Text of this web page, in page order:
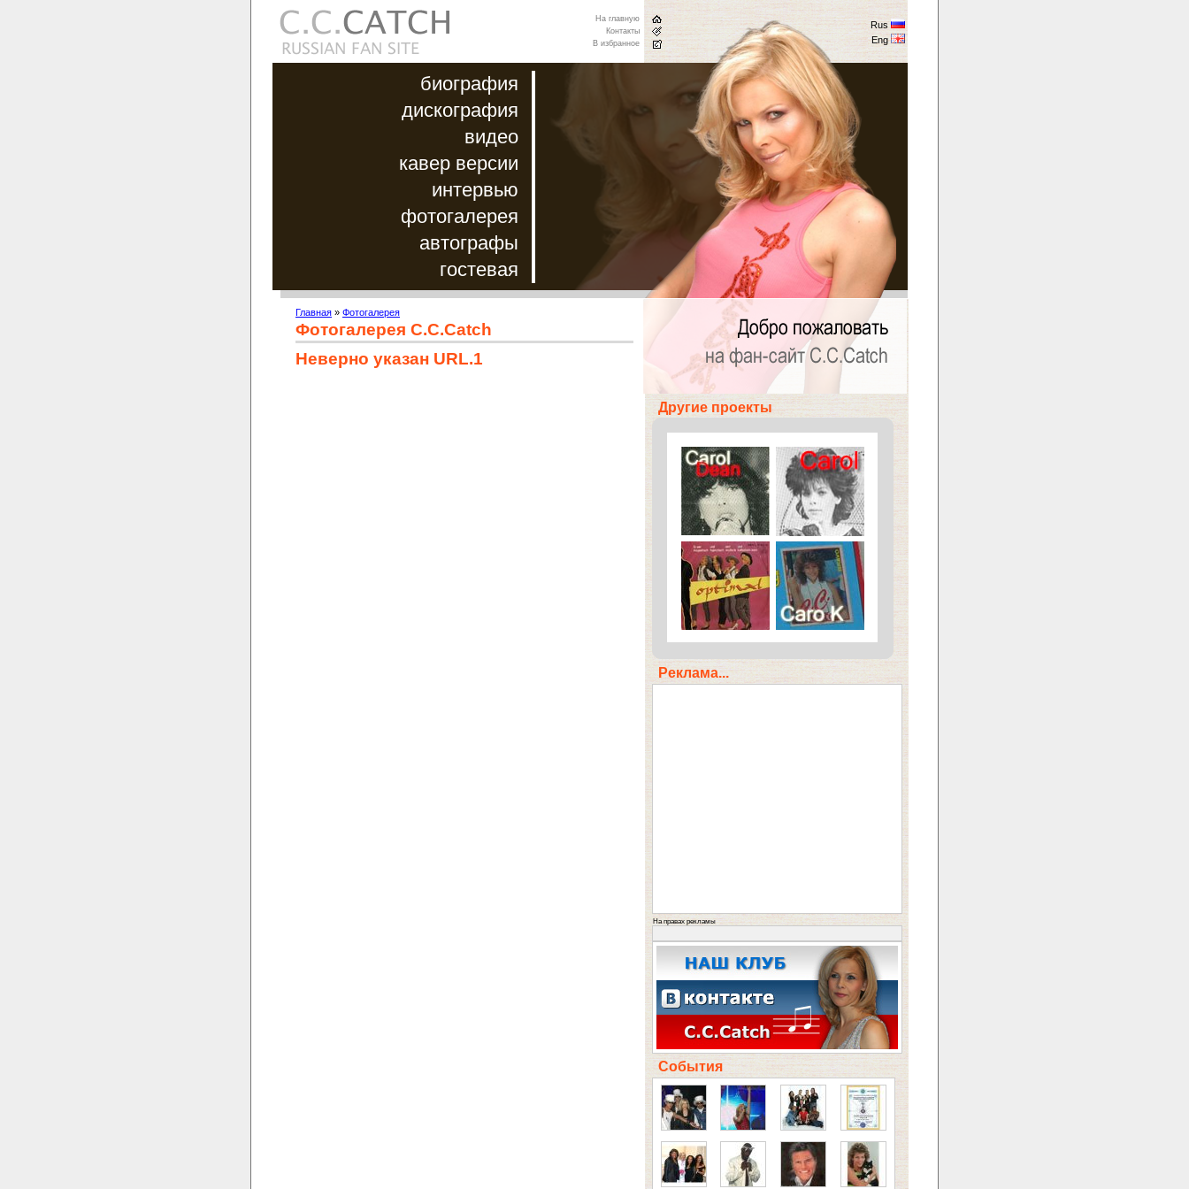
биография
дискография
видео
кавер версии
интервью
фотогалерея
автографы
гостевая
На главную
Контакты
В избранное
Rus
Eng
Главная » Фотогалерея
Фотогалерея C.C.Catch
Неверно указан URL.1
Другие проекты
Реклама...
На правах рекламы
События